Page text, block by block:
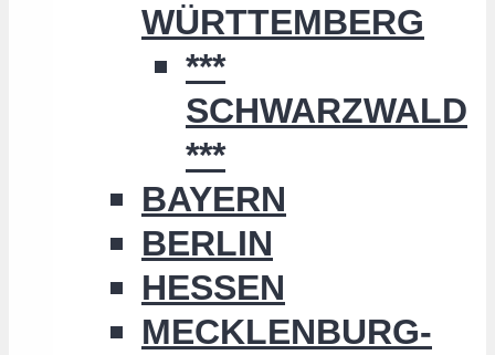
WÜRTTEMBERG
***
SCHWARZWALD
***
BAYERN
BERLIN
HESSEN
MECKLENBURG-